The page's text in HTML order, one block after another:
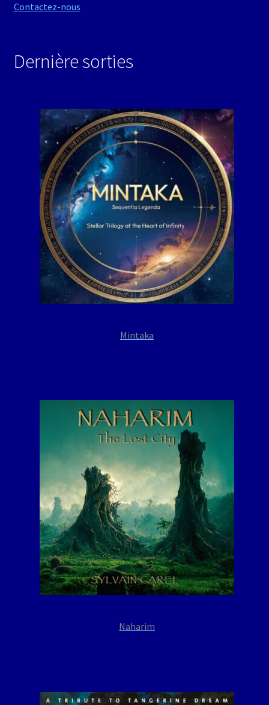
Contactez-nous
Dernière sorties
Mintaka
Naharim